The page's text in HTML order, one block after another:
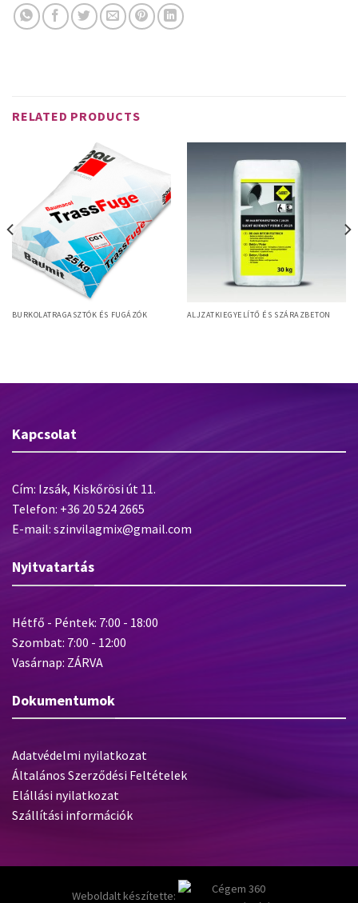
RELATED PRODUCTS
BURKOLATRAGASZTÓK ÉS FUGÁZÓK ALJZATKIEGYELÍTŐ ÉS SZÁRAZBETON
Kapcsolat
Cím: Izsák, Kiskőrösi út 11.
Telefon: +36 20 524 2665
E-mail: szinvilagmix@gmail.com
Nyitvatartás
Hétfő - Péntek: 7:00 - 18:00
Szombat: 7:00 - 12:00
Vasárnap: ZÁRVA
Dokumentumok
Adatvédelmi nyilatkozat
Általános Szerződési Feltételek
Elállási nyilatkozat
Szállítási információk
Weboldalt készítette: